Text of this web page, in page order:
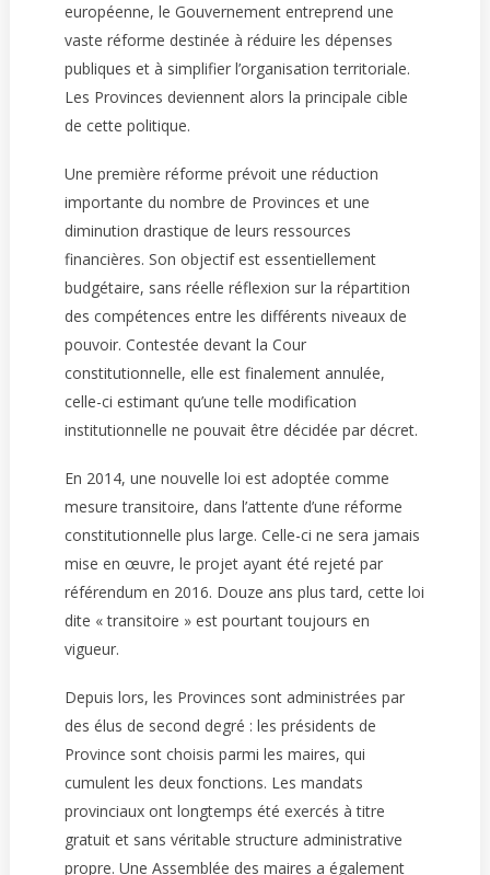
européenne, le Gouvernement entreprend une
vaste réforme destinée à réduire les dépenses
publiques et à simplifier l’organisation territoriale.
Les Provinces deviennent alors la principale cible
de cette politique.
Une première réforme prévoit une réduction
importante du nombre de Provinces et une
diminution drastique de leurs ressources
financières. Son objectif est essentiellement
budgétaire, sans réelle réflexion sur la répartition
des compétences entre les différents niveaux de
pouvoir. Contestée devant la Cour
constitutionnelle, elle est finalement annulée,
celle-ci estimant qu’une telle modification
institutionnelle ne pouvait être décidée par décret.
En 2014, une nouvelle loi est adoptée comme
mesure transitoire, dans l’attente d’une réforme
constitutionnelle plus large. Celle-ci ne sera jamais
mise en œuvre, le projet ayant été rejeté par
référendum en 2016. Douze ans plus tard, cette loi
dite « transitoire » est pourtant toujours en
vigueur.
Depuis lors, les Provinces sont administrées par
des élus de second degré : les présidents de
Province sont choisis parmi les maires, qui
cumulent les deux fonctions. Les mandats
provinciaux ont longtemps été exercés à titre
gratuit et sans véritable structure administrative
propre. Une Assemblée des maires a également